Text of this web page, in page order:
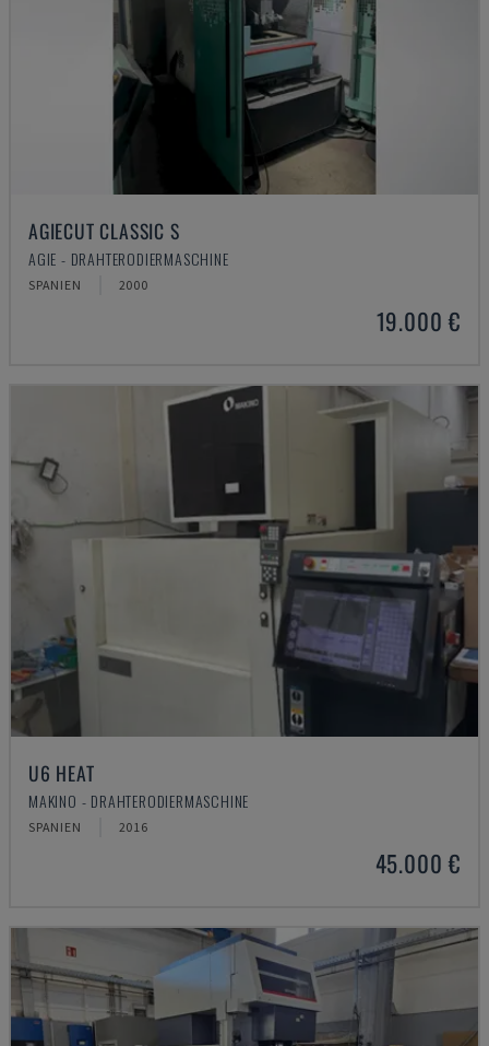
AGIECUT CLASSIC S
AGIE - DRAHTERODIERMASCHINE
SPANIEN 2000
19.000 €
U6 HEAT
MAKINO - DRAHTERODIERMASCHINE
SPANIEN 2016
45.000 €